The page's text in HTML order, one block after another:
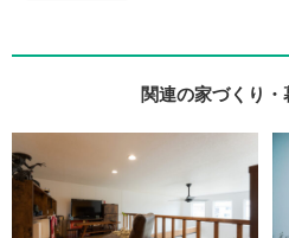
関連の家づくり・